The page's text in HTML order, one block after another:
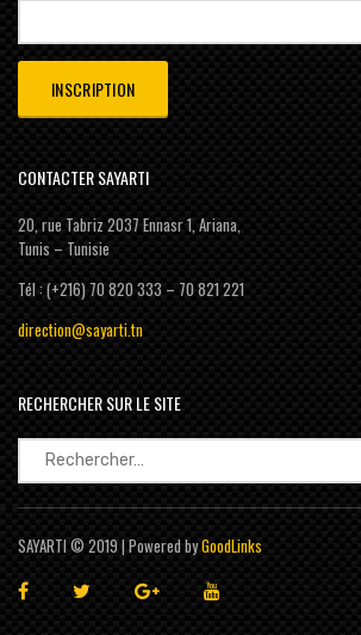
CONTACTER SAYARTI
20, rue Tabriz 2037 Ennasr 1, Ariana,
Tunis – Tunisie
Tél : (+216) 70 820 333 – 70 821 221
direction@sayarti.tn
RECHERCHER SUR LE SITE
Rechercher :
SAYARTI © 2019 | Powered byGoodLinks